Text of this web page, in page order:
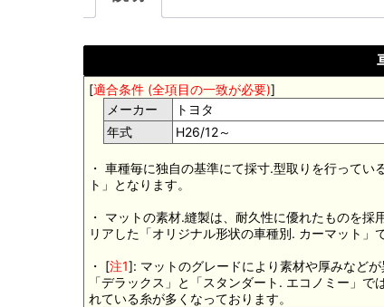
[適合条件 (全項目の一致が必要)]
メーカー
トヨタ
年式
H26/12～
・ 車種毎に独自の基準にて採寸.型取りを行って
ト」となります。
・ マットの素材.縫製は、耐久性に優れたものを
リアした「オリジナル形状の車種別. カーマット」で
・ [注1]: マットのグレードにより素材や厚みなどが
「デラックス」と「スタンダート. エコノミー」
れている糸が多くなっております。